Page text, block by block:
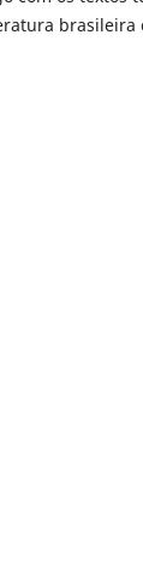
brasileira